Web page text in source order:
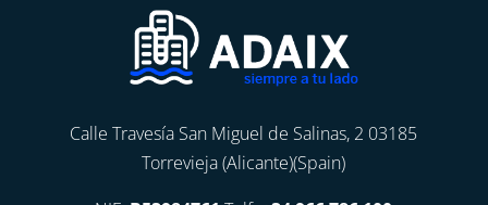
Calle Travesía San Miguel de Salinas, 2 03185
Torrevieja (Alicante)(Spain)